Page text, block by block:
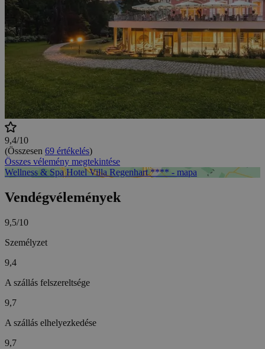
9,4/10
(Összesen 69 értékelés)
Összes vélemény megtekintése
Wellness & Spa Hotel Villa Regenhart **** - mapa
Vendégvélemények
9,5/10
Személyzet
9,4
A szállás felszereltsége
9,7
A szállás elhelyezkedése
9,7